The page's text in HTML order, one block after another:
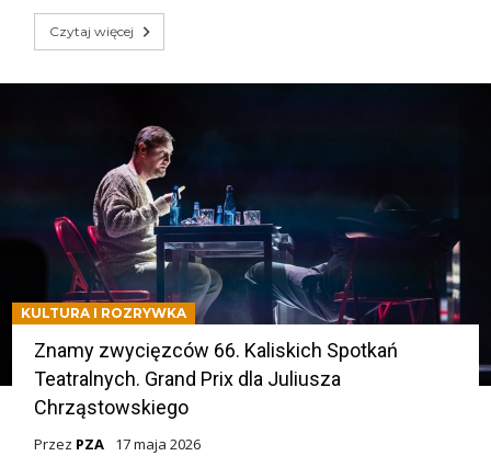
Czytaj więcej
KULTURA I ROZRYWKA
Znamy zwycięzców 66. Kaliskich Spotkań
Teatralnych. Grand Prix dla Juliusza
Chrząstowskiego
Przez PZA
17 maja 2026